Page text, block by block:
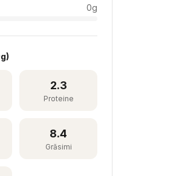
0g
g)
2.3
Proteine
8.4
Grăsimi